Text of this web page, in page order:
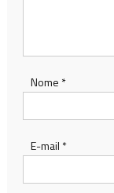
Nome *
E-mail *